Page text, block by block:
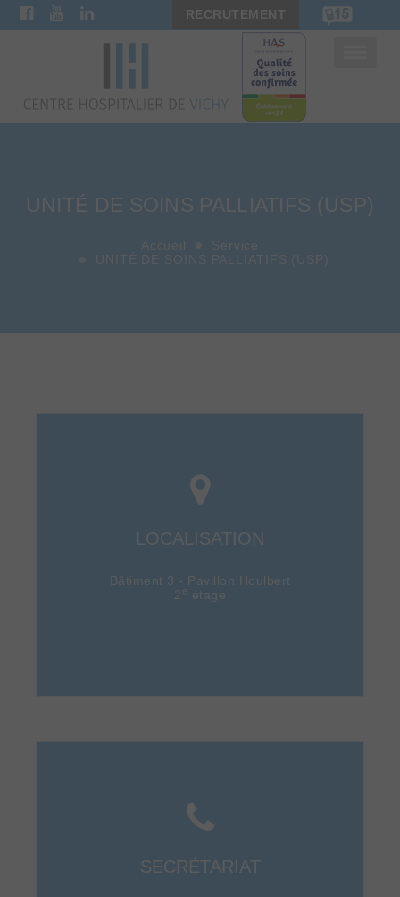
RECRUTEMENT
UNITÉ DE SOINS PALLIATIFS (USP)
Accueil
Service
UNITÉ DE SOINS PALLIATIFS (USP)
LOCALISATION
Bâtiment 3 - Pavillon Houlbert
2 e étage
SECRÉTARIAT